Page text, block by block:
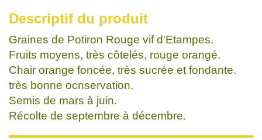
Descriptif du produit
Graines de Potiron Rouge vif d'Etampes.
Fruits moyens, très côtelés, rouge orangé.
Chair orange foncée, très sucrée et fondante.
très bonne ocnservation.
Semis de mars à juin.
Récolte de septembre à décembre.